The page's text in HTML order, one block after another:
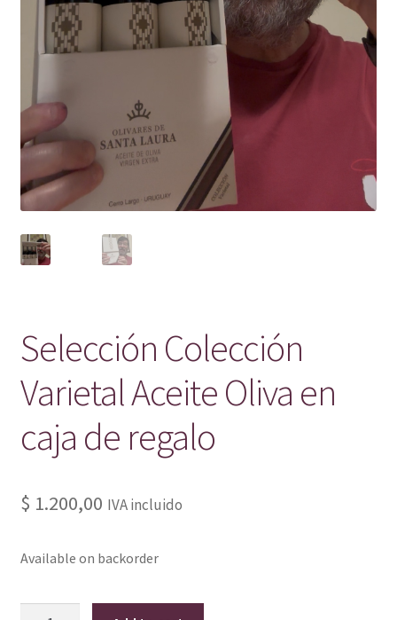
Selección Colección
Varietal Aceite Oliva en
caja de regalo
$ 1.200,00 IVA incluido
Available on backorder